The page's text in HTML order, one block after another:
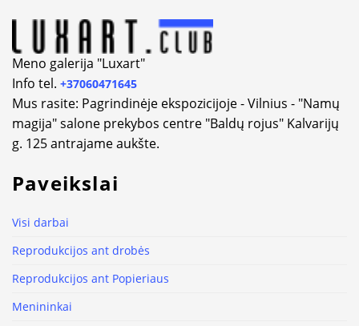
Meno galerija "Luxart"
Info tel. +37060471645
Mus rasite: Pagrindinėje ekspozicijoje - Vilnius - "Namų
magija" salone prekybos centre "Baldų rojus" Kalvarijų
g. 125 antrajame aukšte.
Paveikslai
Visi darbai
Reprodukcijos ant drobės
Reprodukcijos ant Popieriaus
Menininkai